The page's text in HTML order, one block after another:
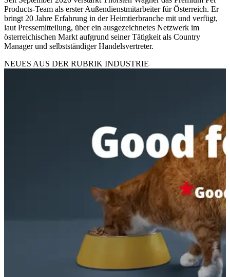
Products-Team als erster Außendienstmitarbeiter für Österreich. Er
bringt 20 Jahre Erfahrung in der Heimtierbranche mit und verfügt,
laut Pressemitteilung, über ein ausgezeichnetes Netzwerk im
österreichischen Markt aufgrund seiner Tätigkeit als Country
Manager und selbstständiger Handelsvertreter.
NEUES AUS DER RUBRIK INDUSTRIE